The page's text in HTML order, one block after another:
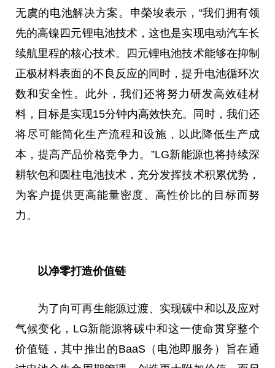
无虞的电池解决方案。申榮埈表示，“我们拥有领
先的高镍四元锂电池技术，这也是实现电动汽车长
续航里程的核心技术。四元锂电池技术能够在抑制
正极材料表面的不良反应的同时，提升电池循环次
数和安全性。此外，我们还将努力研发高效硅材
料，目标是实现15分钟内高效快充。同时，我们还
将尽可能简化生产流程和设施，以此降低生产成
本，提高产品价格竞争力。”LG新能源也将持续深
耕软包和圆柱电池技术，充分发挥技术积累优势，
为客户提供更高能量密度、高性价比的目标而努
力。
以净零打造价值链
为了向可再生能源过渡、实现碳中和以及应对
气候变化，LG新能源将碳中和这一使命贯穿整个
价值链，其中推出的BaaS（电池即服务）旨在通